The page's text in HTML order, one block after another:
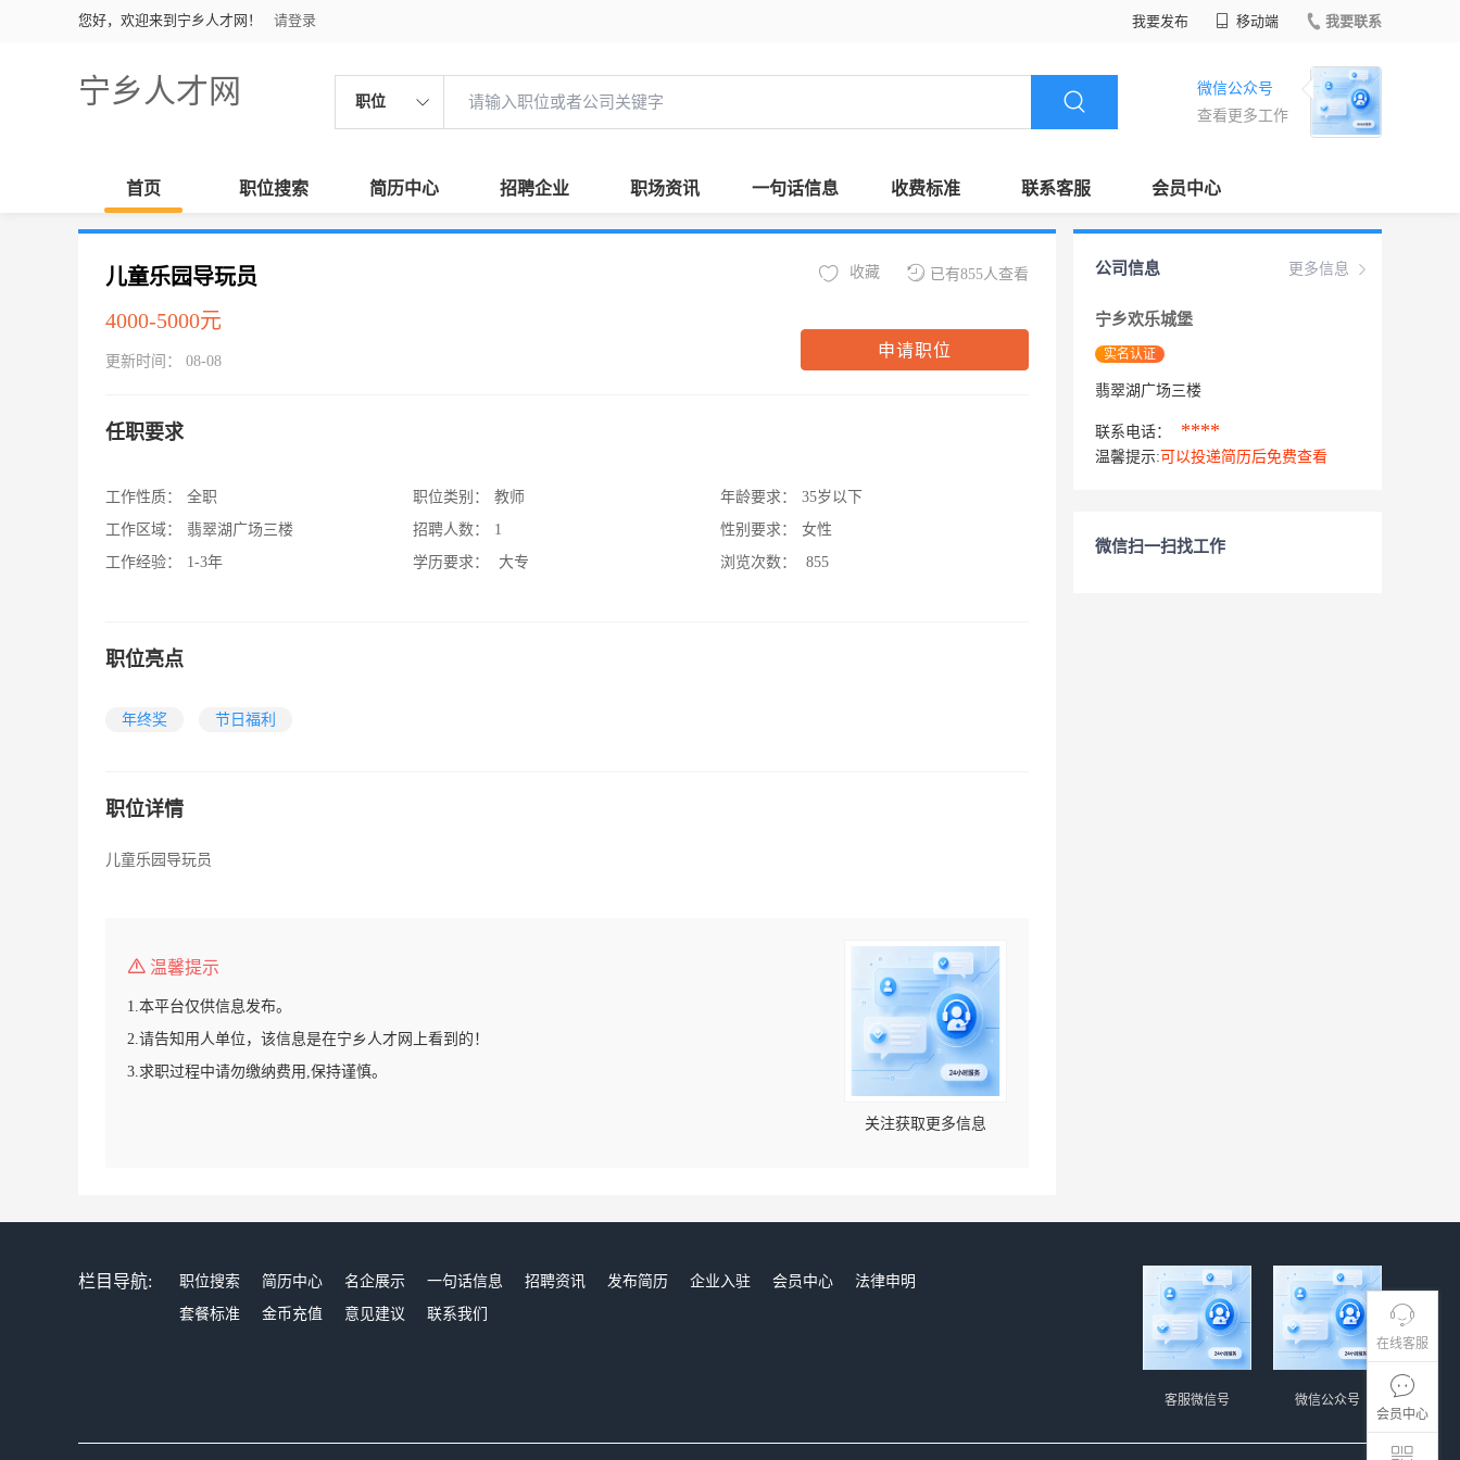
您好，欢迎来到宁乡人才网！ 请登录 我要发布 移动端 我要联系
宁乡人才网 职位
微信公众号
查看更多工作
首页 职位搜索 简历中心 招聘企业 职场资讯 一句话信息 收费标准 联系客服 会员中心
在线客服
会员中心
儿童乐园导玩员
4000-5000元
更新时间： 08-08
已有855人查看
收藏
申请职位
任职要求
工作性质：
全职
工作区域：
翡翠湖广场三楼
工作经验：
1-3年
职位类别：
教师
招聘人数：
1
学历要求：
大专
年龄要求：
35岁以下
性别要求：
女性
浏览次数：
855
职位亮点
年终奖 节日福利
职位详情
儿童乐园导玩员
温馨提示
1.本平台仅供信息发布。
2.请告知用人单位，该信息是在宁乡人才网上看到的！
3.求职过程中请勿缴纳费用,保持谨慎。
关注获取更多信息
更多信息
公司信息
宁乡欢乐城堡
实名认证
翡翠湖广场三楼
联系电话： ****
温馨提示: 可以投递简历后免费查看
微信扫一扫找工作
栏目导航: 职位搜索 简历中心 名企展示 一句话信息 招聘资讯 发布简历 企业入驻 会员中心
法律申明
套餐标准
金币充值 意见建议 联系我们
微信公众号
客服微信号